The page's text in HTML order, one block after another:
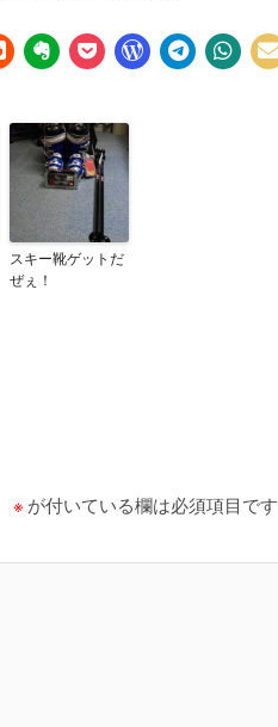
スキー靴ゲットだ
ぜぇ！
※ が付いている欄は必須項目です